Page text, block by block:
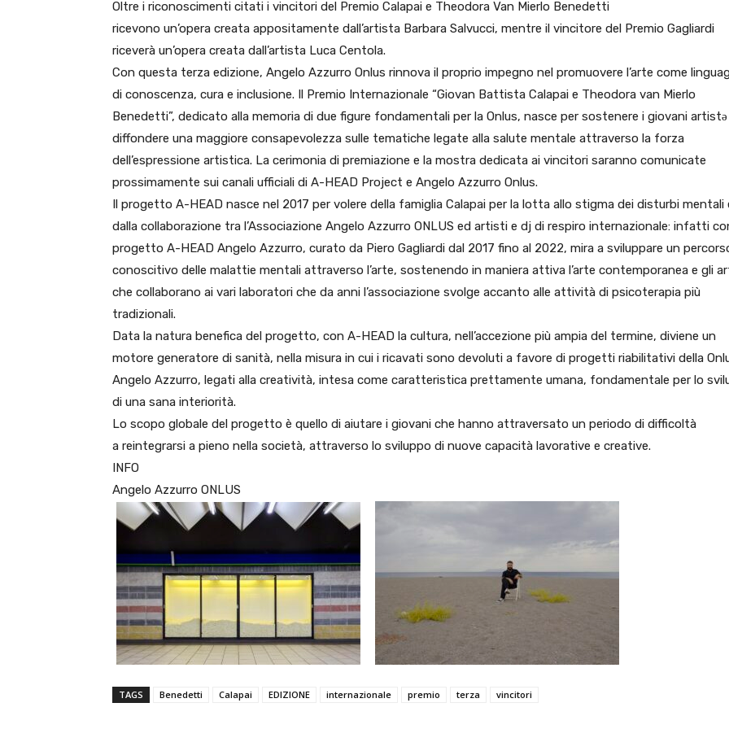
Oltre i riconoscimenti citati i vincitori del Premio Calapai e Theodora Van Mierlo Benedetti
ricevono un’opera creata appositamente dall’artista Barbara Salvucci, mentre il vincitore del Premio Gagliardi
riceverà un’opera creata dall’artista Luca Centola.
Con questa terza edizione, Angelo Azzurro Onlus rinnova il proprio impegno nel promuovere l’arte come
di conoscenza, cura e inclusione. Il Premio Internazionale “Giovan Battista Calapai e Theodora van Mierlo
Benedetti”, dedicato alla memoria di due figure fondamentali per la Onlus, nasce per sostenere i giovani artistə
diffondere una maggiore consapevolezza sulle tematiche legate alla salute mentale attraverso la forza
dell’espressione artistica. La cerimonia di premiazione e la mostra dedicata ai vincitori saranno comunicate
prossimamente sui canali ufficiali di A-HEAD Project e Angelo Azzurro Onlus.
Il progetto A-HEAD nasce nel 2017 per volere della famiglia Calapai per la lotta allo stigma dei disturbi mentali
dalla collaborazione tra l’Associazione Angelo Azzurro ONLUS ed artisti e dj di respiro internazionale: infatti
progetto A-HEAD Angelo Azzurro, curato da Piero Gagliardi dal 2017 fino al 2022, mira a sviluppare un
conoscitivo delle malattie mentali attraverso l’arte, sostenendo in maniera attiva l’arte contemporanea e gli
che collaborano ai vari laboratori che da anni l’associazione svolge accanto alle attività di psicoterapia più
tradizionali.
Data la natura benefica del progetto, con A-HEAD la cultura, nell’accezione più ampia del termine, diviene un
motore generatore di sanità, nella misura in cui i ricavati sono devoluti a favore di progetti riabilitativi della
Angelo Azzurro, legati alla creatività, intesa come caratteristica prettamente umana, fondamentale per lo
di una sana interiorità.
Lo scopo globale del progetto è quello di aiutare i giovani che hanno attraversato un periodo di difficoltà
a reintegrarsi a pieno nella società, attraverso lo sviluppo di nuove capacità lavorative e creative.
INFO
Angelo Azzurro ONLUS
TAGS Benedetti Calapai EDIZIONE internazionale premio terza vincitori